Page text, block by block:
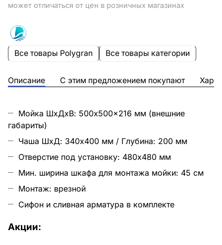
может отличаться от цен в розничных магазинах
Все товары Polygran Все товары категории
Описание С этим предложением покупают
Мойка ШхДхВ: 500x500x216 мм (внешние
габариты)
Чаша ШхД: 340x400 мм / Глубина: 200 мм
Отверстие под установку: 480х480 мм
Мин. ширина шкафа для монтажа мойки: 45 см
Монтаж: врезной
Сифон и сливная арматура в комплекте
Акции: